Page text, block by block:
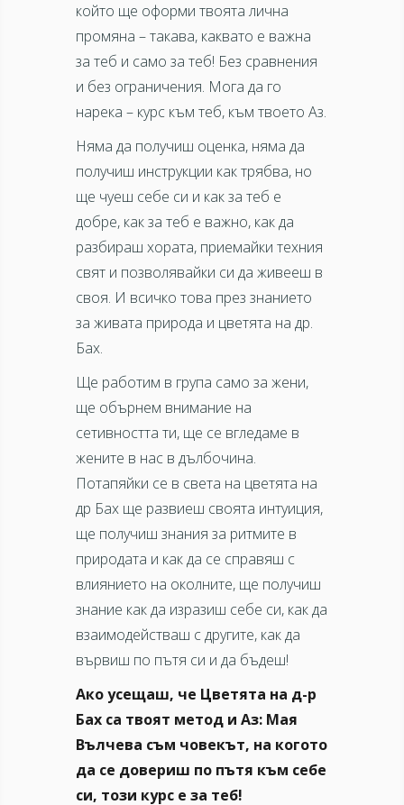
който ще оформи твоята лична
промяна – такава, каквато е важна
за теб и само за теб! Без сравнения
и без ограничения. Мога да го
нарека – курс към теб, към твоето Аз.
Няма да получиш оценка, няма да
получиш инструкции как трябва, но
ще чуеш себе си и как за теб е
добре, как за теб е важно, как да
разбираш хората, приемайки техния
свят и позволявайки си да живееш в
своя. И всичко това през знанието
за живата природа и цветята на др.
Бах.
Ще работим в група само за жени,
ще обърнем внимание на
сетивността ти, ще се вгледаме в
жените в нас в дълбочина.
Потапяйки се в света на цветята на
др Бах ще развиеш своята интуиция,
ще получиш знания за ритмите в
природата и как да се справяш с
влиянието на околните, ще получиш
знание как да изразиш себе си, как да
взаимодействаш с другите, как да
вървиш по пътя си и да бъдеш!
Ако усещаш, че Цветята на д-р
Бах са твоят метод и Аз: Мая
Вълчева съм човекът, на когото
да се довериш по пътя към себе
си, този курс е за теб!